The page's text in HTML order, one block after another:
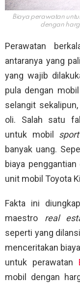
Biaya perawatan
dengan
Perawatan
antaranya yang
yang wajib
pula dengan mobil
selangit
oli. Salah satu
untuk mobil sport
banyak uang.
biaya
unit mobil Toyota
Fakta ini
maestro real
seperti yang
menceritakan
untuk perawatan
mobil dengan